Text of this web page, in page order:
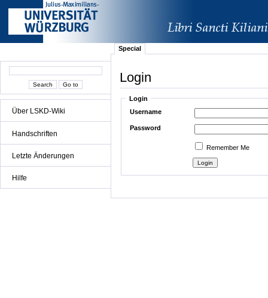
Über LSKD-Wiki
Handschriften
Letzte Änderungen
Hilfe
Special
Login
Login
Username
Password
Remember Me